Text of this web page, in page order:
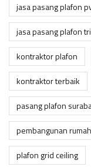
jasa pasang plafon
jasa pasang plafon
kontraktor plafon
kontraktor terbaik
pasang plafon
pembangunan rumah
plafon grid ceiling